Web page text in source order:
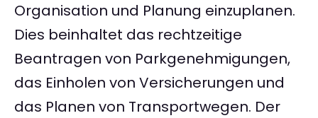
Organisation und Planung einzuplanen.
Dies beinhaltet das rechtzeitige
Beantragen von Parkgenehmigungen,
das Einholen von Versicherungen und
das Planen von Transportwegen. Der